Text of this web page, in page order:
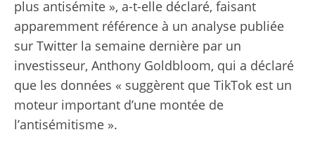
plus antisémite », a-t-elle déclaré, faisant
apparemment référence à un analyse publiée
sur Twitter la semaine dernière par un
investisseur, Anthony Goldbloom, qui a déclaré
que les données « suggèrent que TikTok est un
moteur important d’une montée de
l’antisémitisme ».